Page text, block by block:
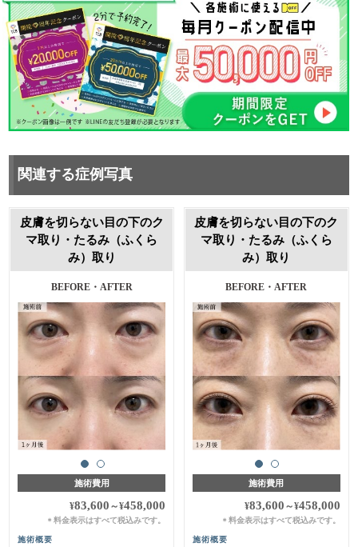
関連する症例写真
皮膚を切らない目の下のク
マ取り・たるみ（ふくら
み）取り
BEFORE・AFTER
施術費用
¥83,600 ～¥458,000
＊料金表示はすべて税込みです。
施術概要
皮膚を切らない目の下のク
マ取り・たるみ（ふくら
み）取り
BEFORE・AFTER
施術費用
¥83,600 ～¥458,000
＊ 料金表示はすべて税込みです。
施術概要